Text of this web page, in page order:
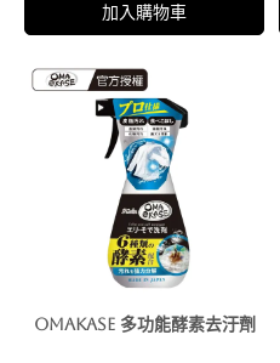
加入購物車
OMAKASE 多功能酵素去汙劑